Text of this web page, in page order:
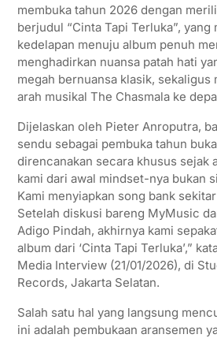
s
A
p
p
t
e
r
b
o
o
k
g
r
a
m
l
membuka tahun 2026 dengan
berjudul “Cinta Tapi Terluka”, yang
kedelapan menuju album penuh
menghadirkan nuansa patah hati
megah bernuansa klasik, sekaligus
arah musikal The Chasmala ke
Dijelaskan oleh Pieter Anroputra,
sendu sebagai pembuka tahun
direncanakan secara khusus sejak
kami dari awal mindset-nya bukan
Kami menyiapkan song bank
Setelah diskusi bareng MyMusic
Adigo Pindah, akhirnya kami
album dari ‘Cinta Tapi Terluka’,”
Media Interview (21/01/2026), di
Records, Jakarta Selatan.
Salah satu hal yang langsung
ini adalah pembukaan aransemen